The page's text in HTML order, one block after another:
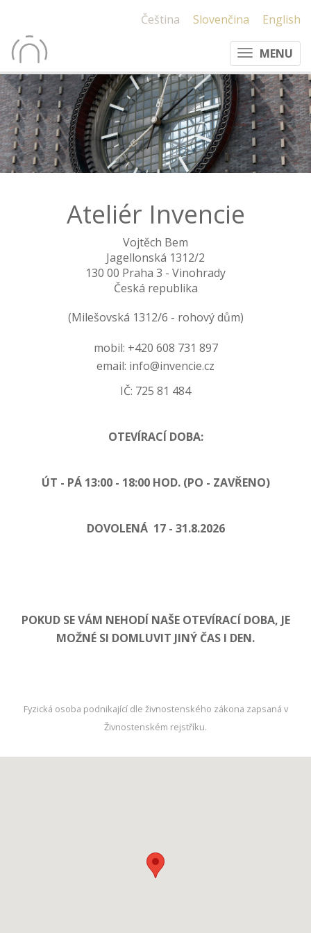
Čeština Slovenčina English
MENU
Ateliér Invencie
Vojtěch Bem
Jagellonská 1312/2
130 00 Praha 3 - Vinohrady
Česká republika
(Milešovská 1312/6 - rohový dům)
mobil: +420 608 731 897
email: info@invencie.cz
IČ: 725 81 484
OTEVÍRACÍ DOBA:
ÚT - PÁ 13:00 - 18:00 HOD. (PO - ZAVŘENO)
DOVOLENÁ 17 - 31.8.2026
POKUD SE VÁM NEHODÍ NAŠE OTEVÍRACÍ DOBA, JE
MOŽNÉ SI DOMLUVIT JINÝ ČAS I DEN.
Fyzická osoba podnikající dle živnostenského zákona zapsaná v
Živnostenském rejstříku.